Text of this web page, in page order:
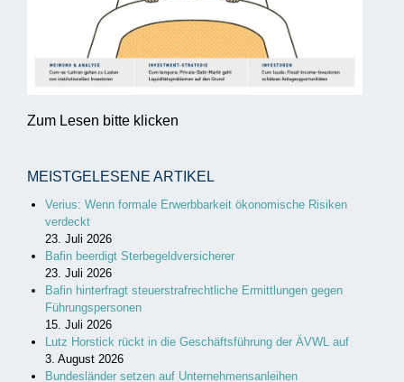
Zum Lesen bitte klicken
MEISTGELESENE ARTIKEL
Verius: Wenn formale Erwerbbarkeit ökonomische Risiken
verdeckt
23. Juli 2026
Bafin beerdigt Sterbegeldversicherer
23. Juli 2026
Bafin hinterfragt steuerstrafrechtliche Ermittlungen gegen
Führungspersonen
15. Juli 2026
Lutz Horstick rückt in die Geschäftsführung der ÄVWL auf
3. August 2026
Bundesländer setzen auf Unternehmensanleihen